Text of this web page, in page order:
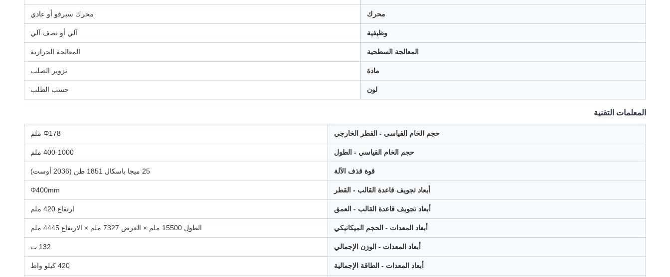
محرك محرك سيرفو أو عادي
وظيفية آلي أو نصف آلي
المعالجة السطحية المعالجة الحرارية
مادة تزوير الصلب
لون حسب الطلب
المعلمات التقنية
حجم الخام القياسي - القطر الخارجي Φ178 ملم
حجم الخام القياسي - الطول 400-1000 ملم
قوة قذف الآلة 25 ميجا باسكال 1851 طن (2036 أوست)
أبعاد تجويف قاعدة القالب - القطر Φ400mm
أبعاد تجويف قاعدة القالب - العمق ارتفاع 420 ملم
أبعاد المعدات - الحجم الميكانيكي الطول 15500 ملم × العرض 7327 ملم × الارتفاع 4445 ملم
أبعاد المعدات - الوزن الإجمالي 132 ت
أبعاد المعدات - الطاقة الإجمالية 420 كيلو واط